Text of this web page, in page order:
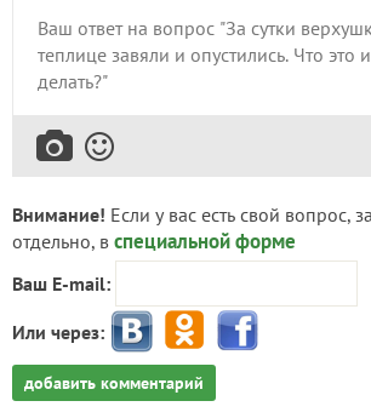
Внимание! Если у вас есть свой вопрос,
отдельно, в специальной форме
Ваш E-mail:
Или через:
добавить комментарий